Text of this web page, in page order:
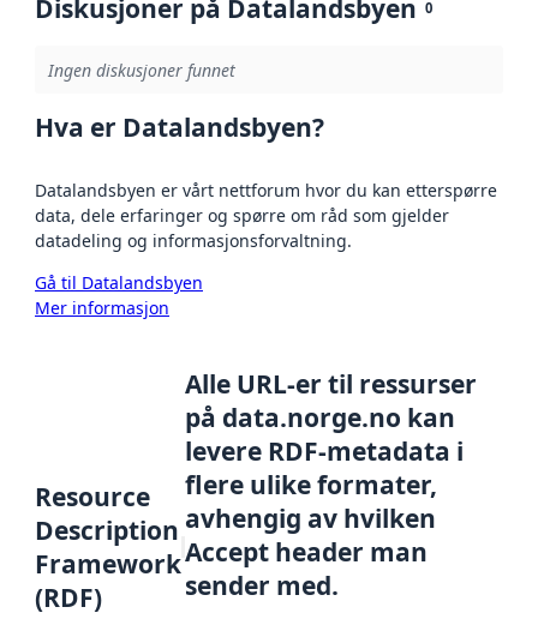
Diskusjoner på Datalandsbyen 0
Ingen diskusjoner funnet
Hva er Datalandsbyen?
Datalandsbyen er vårt nettforum hvor du kan etterspørre
data, dele erfaringer og spørre om råd som gjelder
datadeling og informasjonsforvaltning.
Gå til Datalandsbyen
Mer informasjon
Resource
Description
Framework
(RDF)
Alle URL-er til ressurser
på data.norge.no kan
levere RDF-metadata i
flere ulike formater,
avhengig av hvilken
Accept header man
sender med.